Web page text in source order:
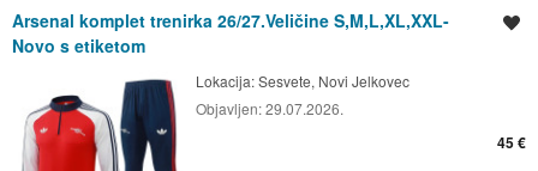
Arsenal komplet trenirka 26/27.Veličine S,M,L,XL,XXL-
Novo s etiketom
Lokacija:Sesvete, Novi Jelkovec
Objavljen:29.07.2026.
45 €